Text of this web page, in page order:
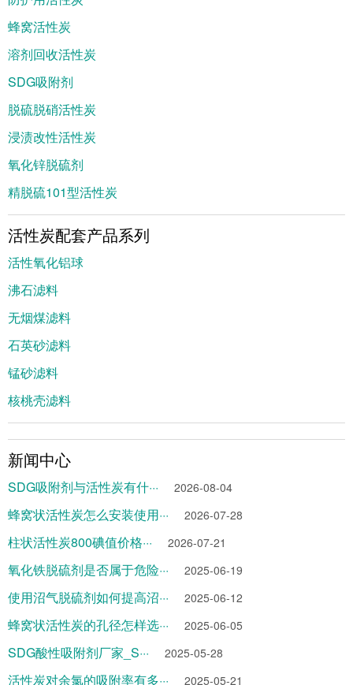
蜂窝活性炭
溶剂回收活性炭
SDG吸附剂
脱硫脱硝活性炭
浸渍改性活性炭
氧化锌脱硫剂
精脱硫101型活性炭
活性炭配套产品系列
活性氧化铝球
沸石滤料
无烟煤滤料
石英砂滤料
锰砂滤料
核桃壳滤料
新闻中心
SDG吸附剂与活性炭有什··· 2026-08-04
蜂窝状活性炭怎么安装使用··· 2026-07-28
柱状活性炭800碘值价格··· 2026-07-21
氧化铁脱硫剂是否属于危险··· 2025-06-19
使用沼气脱硫剂如何提高沼··· 2025-06-12
蜂窝状活性炭的孔径怎样选··· 2025-06-05
SDG酸性吸附剂厂家_S··· 2025-05-28
活性炭对余氯的吸附率有多··· 2025-05-21